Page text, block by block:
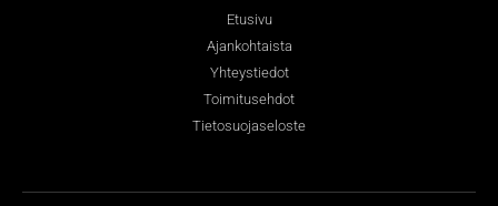
Etusivu
Ajankohtaista
Yhteystiedot
Toimitusehdot
Tietosuojaseloste